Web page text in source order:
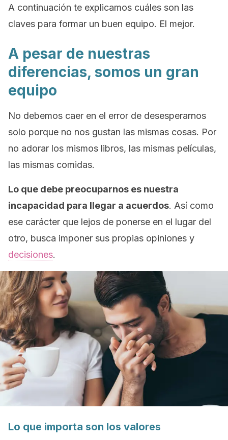
A continuación te explicamos cuáles son las
claves para formar un buen equipo. El mejor.
A pesar de nuestras
diferencias, somos un gran
equipo
No debemos caer en el error de desesperarnos
solo porque no nos gustan las mismas cosas. Por
no adorar los mismos libros, las mismas películas,
las mismas comidas.
Lo que debe preocuparnos es nuestra
incapacidad para llegar a acuerdos. Así como
ese carácter que lejos de ponerse en el lugar del
otro, busca imponer sus propias opiniones y
decisiones.
Lo que importa son los valores